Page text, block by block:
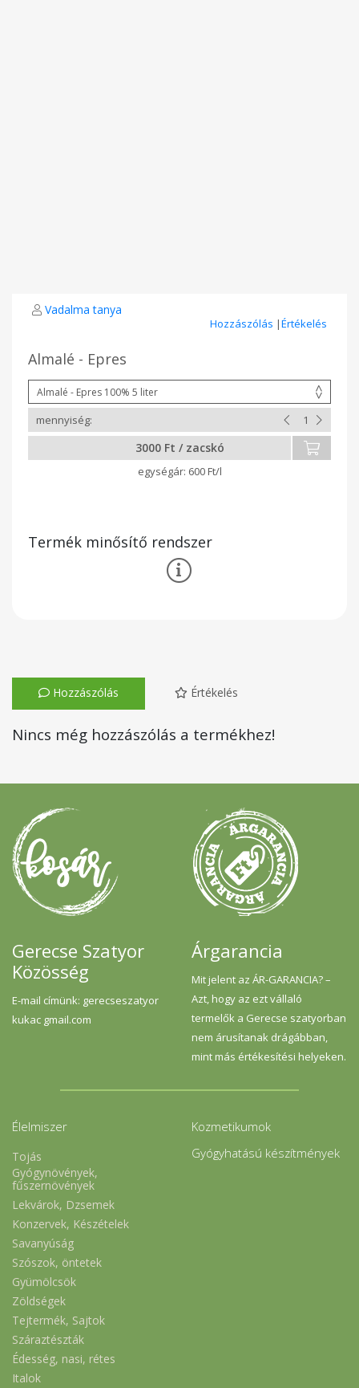
Vadalma tanya
Hozzászólás |Értékelés
Almalé - Epres
3000 Ft / zacskó
600 Ft/l
Termék minősítő rendszer
Hozzászólás Értékelés
Nincs még hozzászólás a termékhez!
Gerecse Szatyor
Közösség
E-mail címünk: gerecseszatyor
kukac gmail.com
Árgarancia
Mit jelent az ÁR-GARANCIA? –
Azt, hogy az ezt vállaló
termelők a Gerecse szatyorban
nem árusítanak drágábban,
mint más értékesítési helyeken.
Élelmiszer
Tojás
Gyógynövények,
fűszernövények
Lekvárok, Dzsemek
Konzervek, Készételek
Savanyúság
Szószok, öntetek
Gyümölcsök
Zöldségek
Tejtermék, Sajtok
Száraztészták
Édesség, nasi, rétes
Italok
Kozmetikumok
Gyógyhatású készítmények